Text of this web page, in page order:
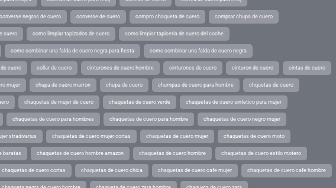
converse negras de cuero converse de cuero compro chaqueta de cuero comprar chupa de cuero
cuero como limpiar tapizados de cuero como limpiar tapiceria de cuero del coche
como combinar una falda de cuero negra para fiesta como combinar una falda de cuero negra
cuero collar de cuero cinturones de cuero hombre cinturones de cuero cinturon de cuero cintas de cuero
mujer chupa de cuero marron chupa de cuero chumpas de cuero para hombre chquetas de cuero
chaquetas de mujer de cuero chaquetas de cuero verde chaquetas de cuero sintetico para mujer
chaquetas de cuero para hombres chaquetas de cuero para hombre chaquetas de cuero negro mujer
stradivarius chaquetas de cuero mujer cortas chaquetas de cuero mujer chaquetas de cuero moto
baratas chaquetas de cuero hombre amazon chaquetas de cuero hombre chaquetas de cuero estilo motero
chaquetas de cuero cortas chaquetas de cuero chica chaquetas de cuero cafe mujer chaquetas de cuero cafe hombre